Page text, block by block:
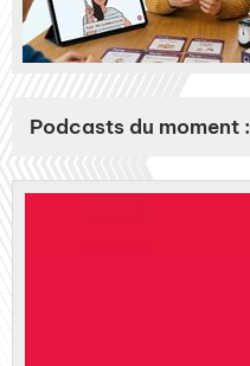
Podcasts du moment :